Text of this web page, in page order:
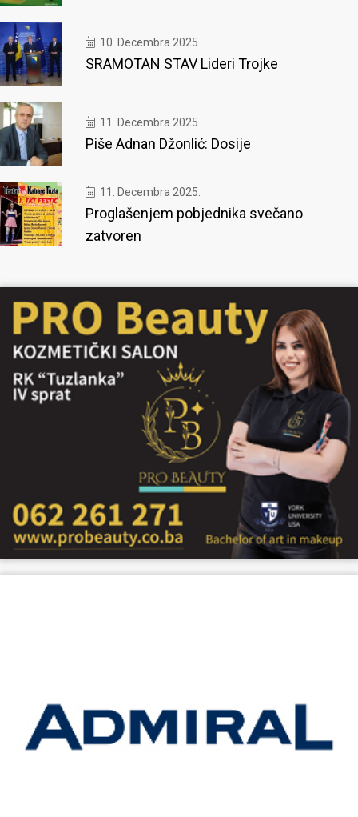
10. Decembra 2025.
SRAMOTAN STAV Lideri Trojke
11. Decembra 2025.
Piše Adnan Džonlić: Dosije
11. Decembra 2025.
Proglašenjem pobjednika svečano
zatvoren